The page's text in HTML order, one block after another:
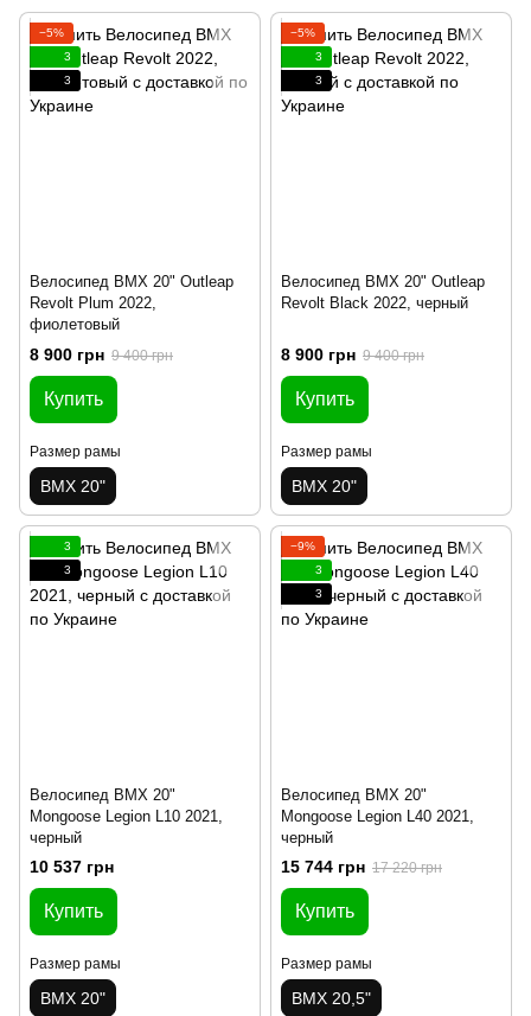
−5%
3
3
Велосипед BMX 20" Outleap
Revolt Plum 2022,
фиолетовый
8 900 грн 9 400 грн
Купить
Размер рамы
BMX 20"
−5%
3
3
Велосипед BMX 20" Outleap
Revolt Black 2022, черный
8 900 грн 9 400 грн
Купить
Размер рамы
BMX 20"
3
3
Велосипед BMX 20"
Mongoose Legion L10 2021,
черный
10 537 грн
Купить
Размер рамы
BMX 20"
−9%
3
3
Велосипед BMX 20"
Mongoose Legion L40 2021,
черный
15 744 грн 17 220 грн
Купить
Размер рамы
BMX 20,5"